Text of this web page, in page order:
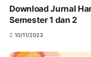
Download Jurnal
Semester 1 dan 2
10/11/2023